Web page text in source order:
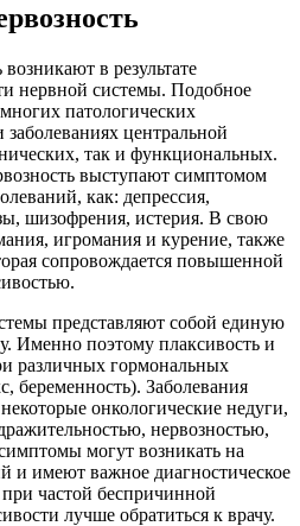
в результате
нервной системы. Подобное
патологических
центральной
так и функциональных.
выступают симптомом
как: депрессия,
шизофрения, истерия. В свою
игромания и курение, также
сопровождается повышенной
представляют собой единую
Именно поэтому плаксивость и
различных гормональных
Заболевания
онкологические недуги,
нервозностью,
могут возникать на
и имеют важное диагностическое
частой беспричинной
лучше обратиться к врачу.